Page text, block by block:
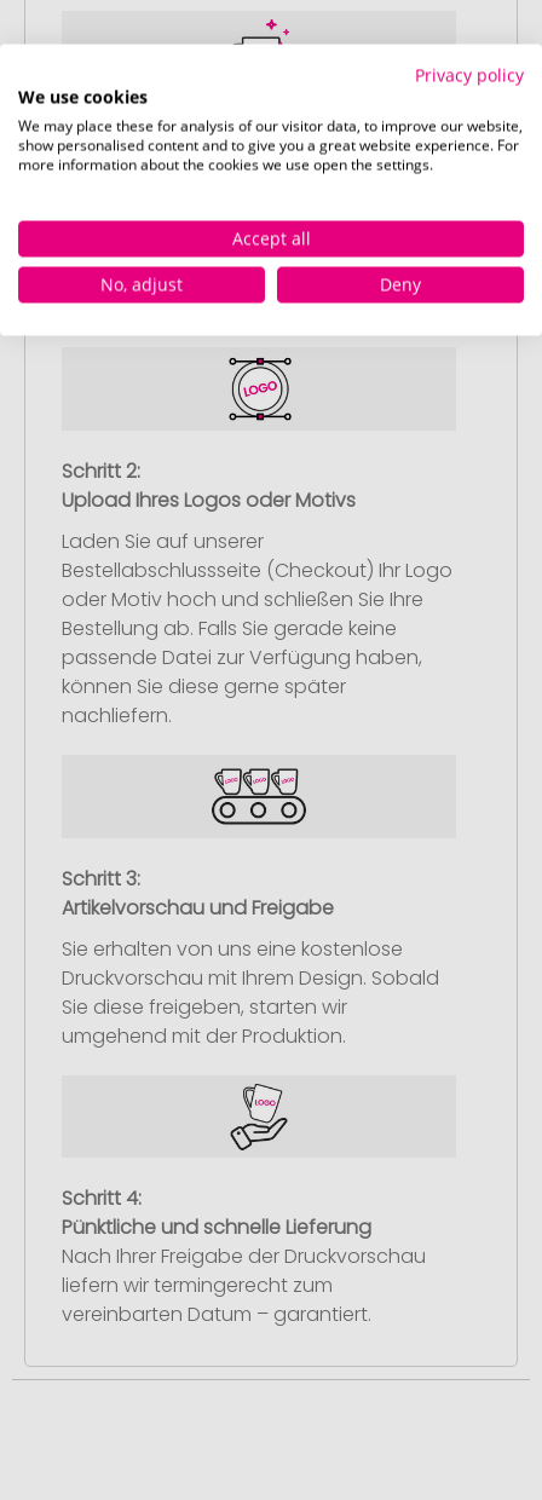
Schritt 1:
Artikelkonfiguration
Werbeartikel aus und passen Sie diese
nach Ihren Vorstellungen an.
Anschließend legen Sie die konfigurierten
Artikel in Ihren Warenkorb.
Schritt 2:
Upload Ihres Logos oder Motivs
Laden Sie auf unserer
Bestellabschlussseite (Checkout) Ihr Logo
oder Motiv hoch und schließen Sie Ihre
Bestellung ab. Falls Sie gerade keine
passende Datei zur Verfügung haben,
können Sie diese gerne später
nachliefern.
Schritt 3:
Artikelvorschau und Freigabe
Sie erhalten von uns eine kostenlose
Druckvorschau mit Ihrem Design. Sobald
Sie diese freigeben, starten wir
umgehend mit der Produktion.
Schritt 4:
Pünktliche und schnelle Lieferung
Nach Ihrer Freigabe der Druckvorschau
liefern wir termingerecht zum
vereinbarten Datum – garantiert.
Privacy policy
We use cookies
We may place these for analysis of our visitor data, to improve our website,
show personalised content and to give you a great website experience. For
more information about the cookies we use open the settings.
Accept all
No, adjust
Deny